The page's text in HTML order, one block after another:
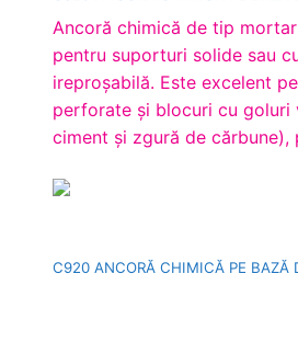
Ancoră chimică de tip
pentru suporturi solide sau
ireproşabilă. Este excelent
perforate şi blocuri cu goluri
ciment şi zgură de
C920 ANCORĂ CHIMICĂ PE BAZĂ